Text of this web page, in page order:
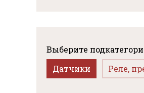
Выберите
Датчики
Реле,